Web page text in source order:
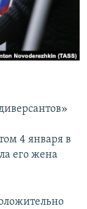
4 января в
его жена